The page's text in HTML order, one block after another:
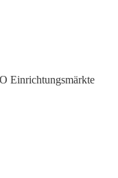
Einrichtungsmärkte